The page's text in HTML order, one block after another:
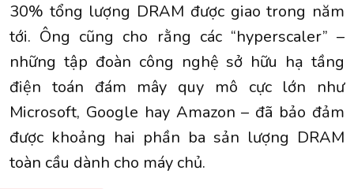
30% tổng lượng DRAM được giao trong năm
tới. Ông cũng cho rằng các “hyperscaler” –
những tập đoàn công nghệ sở hữu hạ tầng
điện toán đám mây quy mô cực lớn như
Microsoft, Google hay Amazon – đã bảo đảm
được khoảng hai phần ba sản lượng DRAM
toàn cầu dành cho máy chủ.